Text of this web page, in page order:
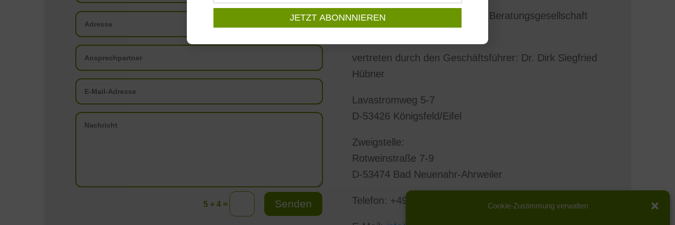
Cookie-Zustimmung verwalten
5 + 4 = Senden
Sustainergy-Institut GmbH |
Beratungsgesellschaft
vertreten durch den Geschäftsführer: Dr. Dirk Siegfried
Hübner
Lavastromweg 5-7
D-53426 Königsfeld/Eifel
Zweigstelle:
Rotweinstraße 7-9
D-53474 Bad Neuenahr-Ahrweiler
Telefon: +49 (0) 2641 308 32-0